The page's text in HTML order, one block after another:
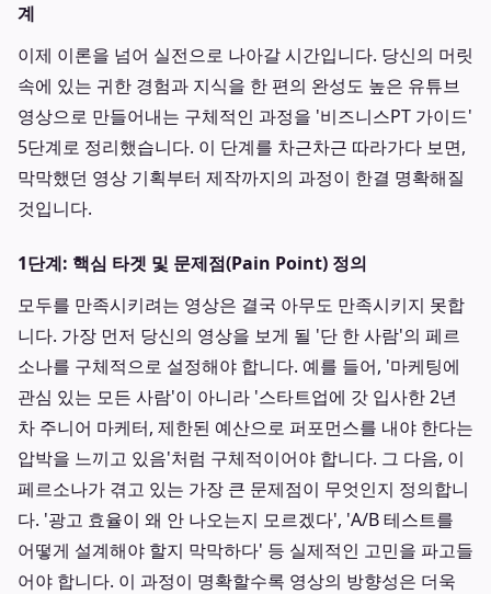
계
이제 이론을 넘어 실전으로 나아갈 시간입니다. 당신의 머릿
속에 있는 귀한 경험과 지식을 한 편의 완성도 높은 유튜브
영상으로 만들어내는 구체적인 과정을 '비즈니스PT 가이드'
5단계로 정리했습니다. 이 단계를 차근차근 따라가다 보면,
막막했던 영상 기획부터 제작까지의 과정이 한결 명확해질
것입니다.
1단계: 핵심 타겟 및 문제점(Pain Point) 정의
모두를 만족시키려는 영상은 결국 아무도 만족시키지 못합
니다. 가장 먼저 당신의 영상을 보게 될 '단 한 사람'의 페르
소나를 구체적으로 설정해야 합니다. 예를 들어, '마케팅에
관심 있는 모든 사람'이 아니라 '스타트업에 갓 입사한 2년
차 주니어 마케터, 제한된 예산으로 퍼포먼스를 내야 한다는
압박을 느끼고 있음'처럼 구체적이어야 합니다. 그 다음, 이
페르소나가 겪고 있는 가장 큰 문제점이 무엇인지 정의합니
다. '광고 효율이 왜 안 나오는지 모르겠다', 'A/B 테스트를
어떻게 설계해야 할지 막막하다' 등 실제적인 고민을 파고들
어야 합니다. 이 과정이 명확할수록 영상의 방향성은 더욱